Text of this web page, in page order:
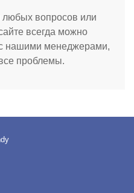
любых вопросов или
всегда можно
с нашими менеджерами,
проблемы.